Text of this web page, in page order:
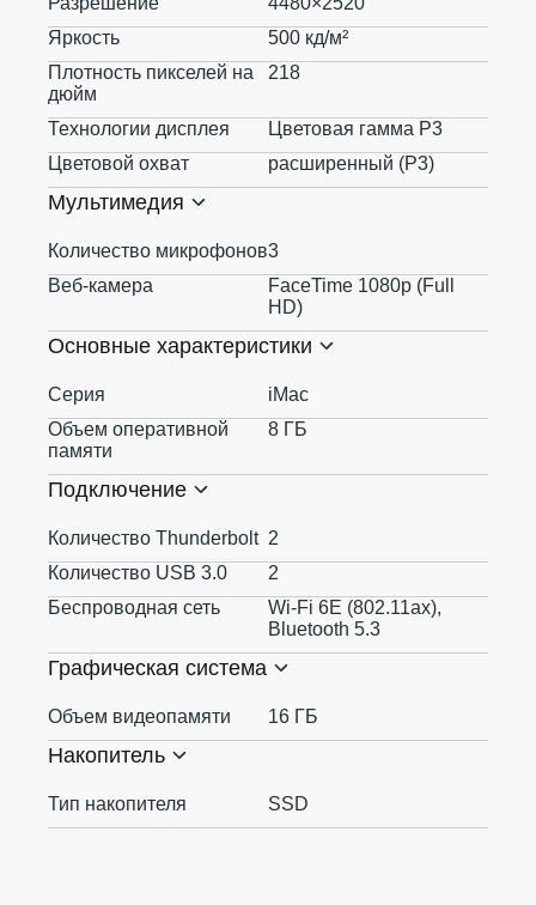
Яркость
500 кд/м²
Плотность пикселей на
дюйм
218
Технологии дисплея
Цветовая гамма P3
Цветовой охват
расширенный (P3)
Мультимедия
Количество микрофонов3
Веб-камера
FaceTime 1080p (Full
HD)
Основные характеристики
Серия
iMac
Объем оперативной
памяти
8 ГБ
Подключение
Количество Thunderbolt 2
Количество USB 3.0
2
Беспроводная сеть
Wi-Fi 6E (802.11ax),
Bluetooth 5.3
Графическая система
Объем видеопамяти 16 ГБ
Накопитель
Тип накопителя SSD